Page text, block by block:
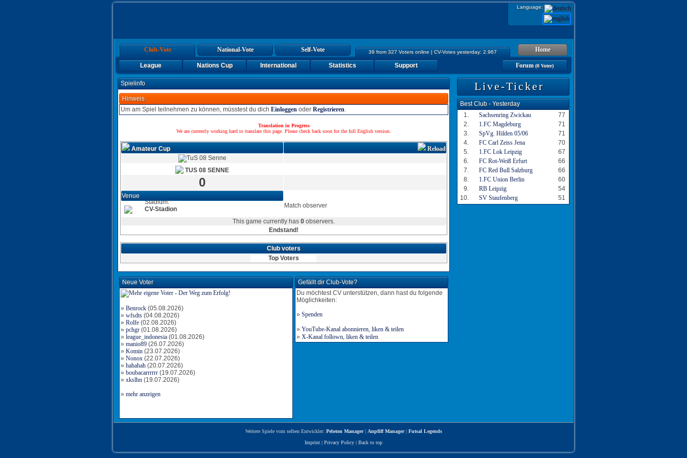
Language:
39 from 327 Voters online | CV-Votes yesterday: 2.967
Club-Vote National-Vote Self-Vote Home
Forum(0 Voter)
League Nations Cup International Statistics Support
Spielinfo
Hinweis
Um am Spiel teilnehmen zu können, müsstest du dich Einloggen oder Registrieren.
Translation in Progress
We are currently working hard to translate this page. Please check back soon for the full English version.
Amateur Cup Reload
TUS 08 SENNE
0
Venue
Stadium:
CV-Stadion
Match observer
This game currently has 0 observers.
Endstand!
Club voters
Top Voters
Neue Voter
» Benrock (05.08.2026)
» wfsdts (04.08.2026)
» Rolfe (02.08.2026)
» pchgr (01.08.2026)
» league_indonesia (01.08.2026)
» manio89 (26.07.2026)
» Komin (23.07.2026)
» Nonox (22.07.2026)
» hahahah (20.07.2026)
» boubacarrrrrr (19.07.2026)
» xkslhn (19.07.2026)
» mehr anzeigen
Gefällt dir Club-Vote?
Du möchtest CV unterstützen, dann hast du folgende
Möglichkeiten:
» Spenden
» YouTube-Kanal abonnieren, liken & teilen
» X-Kanal follown, liken & teilen
Live-Ticker
Best Club - Yesterday
1.
Sachsenring Zwickau
77
2.
1.FC Magdeburg
71
3.
SpVg. Hilden 05/06
71
4.
FC Carl Zeiss Jena
70
5.
1.FC Lok Leipzig
67
6.
FC Rot-Weiß Erfurt
66
7.
FC Red Bull Salzburg
66
8.
1.FC Union Berlin
60
9.
RB Leipzig
54
10.
SV Staufenberg 51
Weitere Spiele vom selben Entwickler: Peloton Manager| Anpfiff Manager| Futsal Legends
Imprint | Privacy Policy | Back to top